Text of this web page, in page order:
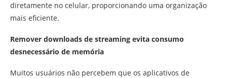
diretamente no celular, proporcionando uma organização
mais eficiente.
Remover downloads de streaming evita consumo
desnecessário de memória
Muitos usuários não percebem que os aplicativos de